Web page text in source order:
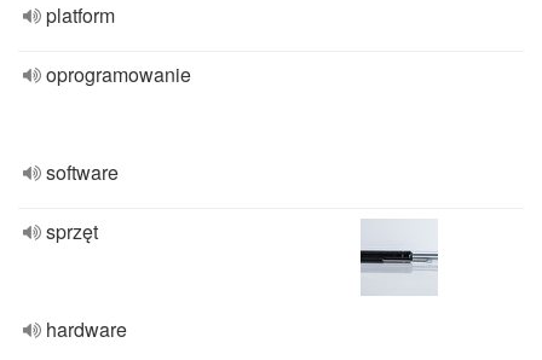
platform
oprogramowanie
software
sprzęt
hardware